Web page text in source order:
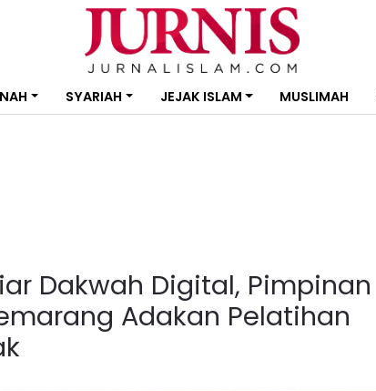
SYARIAH JEJAK ISLAM MUSLIMAH
Dakwah Digital, Pimpinan
Adakan Pelatihan